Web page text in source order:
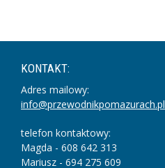
KONTAKT:
Adres mailowy:
info@przewodnikpomazurach.pl
telefon kontaktowy:
Magda - 608 642 313
Mariusz - 694 275 609